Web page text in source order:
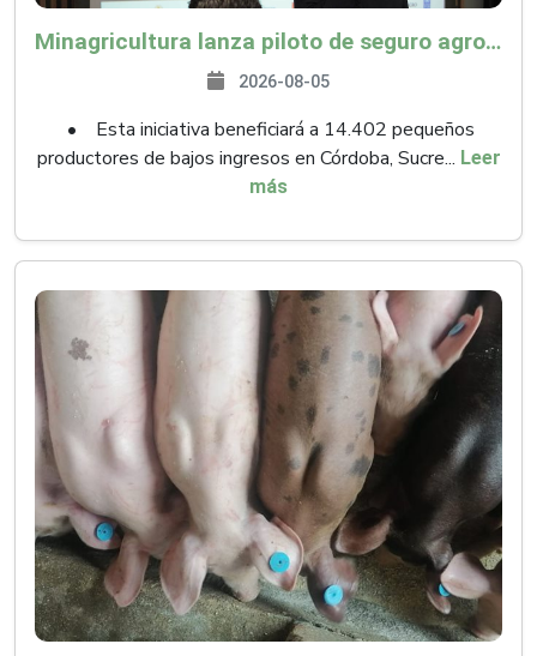
Minagricultura lanza piloto de seguro agropecuario por $9.625 millones para proteger a más de 14.000 pequeños productores contra riesgos del Fenómeno de El Niño
2026-08-05
• Esta iniciativa beneficiará a 14.402 pequeños
productores de bajos ingresos en Córdoba, Sucre... Leer
más